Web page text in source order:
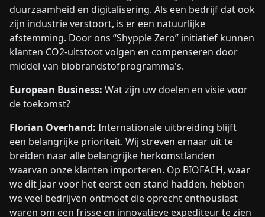
duurzaamheid en digitalisering. Als een bedrijf dat ook
zijn industrie verstoort, is er een natuurlijke
afstemming. Door ons “Shypple Zero” initiatief kunnen
klanten CO2-uitstoot volgen en compenseren door
middel van biobrandstofprogramma's.
European Business: Wat zijn uw doelen en visie voor
de toekomst?
Florian Overhand: Internationale uitbreiding blijft
een belangrijke prioriteit. Wij streven ernaar uit te
breiden naar alle belangrijke herkomstlanden
waarvan onze klanten importeren. Op BIOFACH, waar
we dit jaar voor het eerst een stand hadden, hebben
we veel bedrijven ontmoet die oprecht enthousiast
waren om een frisse en innovatieve expediteur te zien